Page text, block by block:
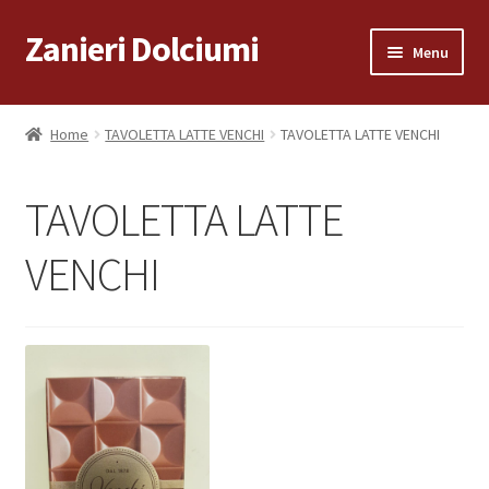
Vai
alla
Vai
al
Zanieri Dolciumi Menu
Home
Cassa
Condizioni di vendita
Consegna a Domicilio
Dove siamo
Home TAVOLETTA LATTE VENCHI TAVOLETTA LATTE VENCHI
TAVOLETTA LATTE
VENCHI